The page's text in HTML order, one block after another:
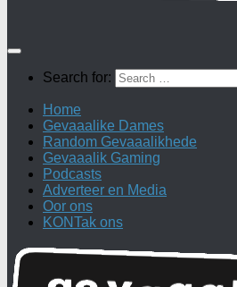
Search for:
Home
Gevaaalike Dames
Random Gevaaalikhede
Gevaaalik Gaming
Podcasts
Adverteer en Media
Oor ons
KONTak ons